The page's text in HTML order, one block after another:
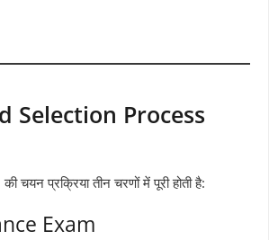
Selection Process
चयन प्रक्रिया तीन चरणों में पूरी होती है:
Exam